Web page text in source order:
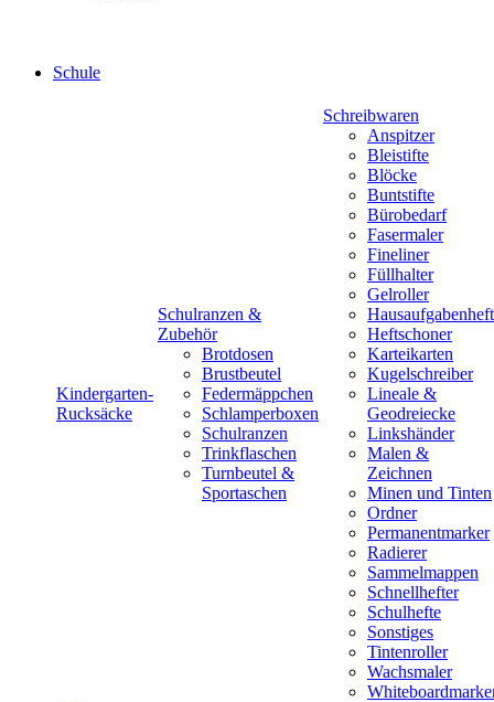
Schule
Kindergarten-
Rucksäcke
Schulranzen &
Zubehör
Brotdosen
Brustbeutel
Federmäppchen
Schlamperboxen
Schulranzen
Trinkflaschen
Turnbeutel &
Sportaschen
Schreibwaren
Anspitzer
Bleistifte
Blöcke
Buntstifte
Bürobedarf
Fasermaler
Fineliner
Füllhalter
Gelroller
Hausaufgabenheft
Heftschoner
Karteikarten
Kugelschreiber
Lineale &
Geodreiecke
Linkshänder
Malen &
Zeichnen
Minen und Tinten
Ordner
Permanentmarker
Radierer
Sammelmappen
Schnellhefter
Schulhefte
Sonstiges
Tintenroller
Wachsmaler